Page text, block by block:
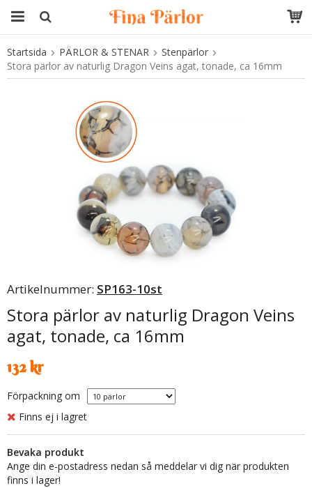
Produkten har blivit tillagd i varukorgen
Startsida PÄRLOR & STENAR
Stenpärlor
Stora pärlor av naturlig Dragon Veins agat, tonade, ca 16mm
Artikelnummer: SP163-10st
Stora pärlor av naturlig Dragon Veins
agat, tonade, ca 16mm
132 kr
Förpackning om
Finns ej i lagret
Bevaka produkt
Ange din e-postadress nedan så meddelar vi dig när produkten
finns i lager!